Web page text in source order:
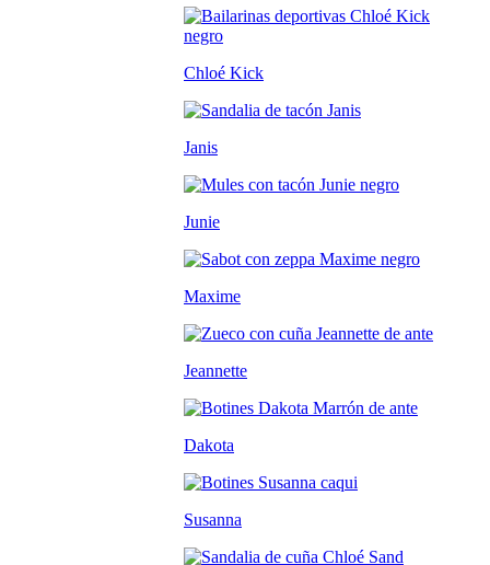
Chloé Kick
Janis
Junie
Maxime
Jeannette
Dakota
Susanna